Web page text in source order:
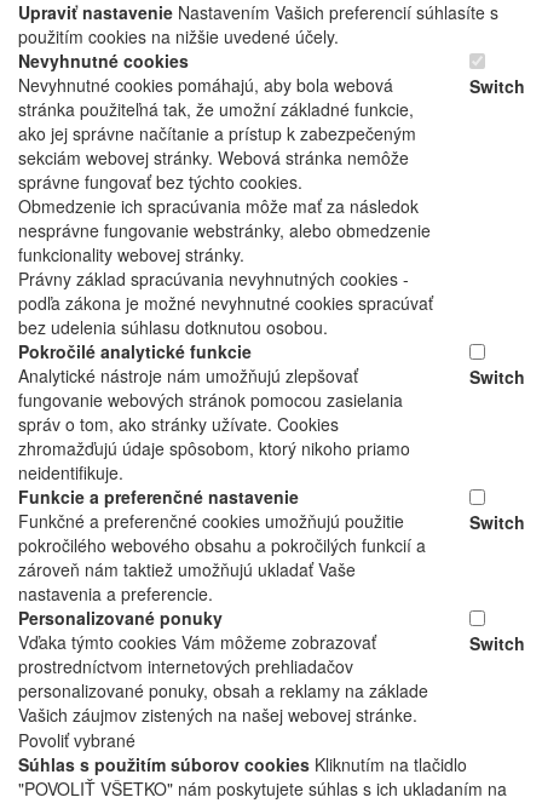
Upraviť nastavenie Nastavením Vašich preferencií súhlasíte s
použitím cookies na nižšie uvedené účely.
Nevyhnutné cookies
Nevyhnutné cookies pomáhajú, aby bola webová
stránka použiteľná tak, že umožní základné funkcie,
ako jej správne načítanie a prístup k zabezpečeným
sekciám webovej stránky. Webová stránka nemôže
správne fungovať bez týchto cookies.
Obmedzenie ich spracúvania môže mať za následok
nesprávne fungovanie webstránky, alebo obmedzenie
funkcionality webovej stránky.
Právny základ spracúvania nevyhnutných cookies -
podľa zákona je možné nevyhnutné cookies spracúvať
bez udelenia súhlasu dotknutou osobou.
Switch
Pokročilé analytické funkcie
Analytické nástroje nám umožňujú zlepšovať
fungovanie webových stránok pomocou zasielania
správ o tom, ako stránky užívate. Cookies
zhromažďujú údaje spôsobom, ktorý nikoho priamo
neidentifikuje.
Switch
Funkcie a preferenčné nastavenie
Funkčné a preferenčné cookies umožňujú použitie
pokročilého webového obsahu a pokročilých funkcií a
zároveň nám taktiež umožňujú ukladať Vaše
nastavenia a preferencie.
Switch
Personalizované ponuky
Vďaka týmto cookies Vám môžeme zobrazovať
prostredníctvom internetových prehliadačov
personalizované ponuky, obsah a reklamy na základe
Vašich záujmov zistených na našej webovej stránke.
Switch
Povoliť vybrané
Súhlas s použitím súborov cookies Kliknutím na tlačidlo
"POVOLIŤ VŠETKO" nám poskytujete súhlas s ich ukladaním na